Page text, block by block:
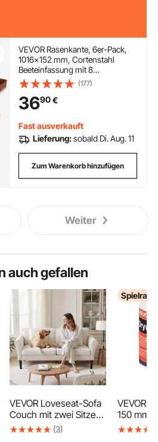
VEVOR Rasenkante, 6er-Pack,
1016x152 mm, Cortenstahl
Beeteinfassung mit 8
Verbindungsplatten, Biegsame
Beetbegrenzung, Rasenbleche,
Mähkante Metall Gartenpalisade
für Blumenbeete, Gartenwege
(177)
3690€
Fast ausverkauft
Lieferung:sobald Di. Aug. 11
Zum Warenkorb hinzufügen
Weiter
auch gefallen
VEVOR Loveseat-Sofa
Couch mit zwei Sitzen
(176 cm), modernes
(3)
VEVOR
150 mm
Rollen,